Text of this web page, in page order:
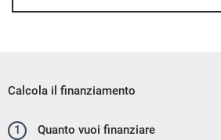
Calcola il finanziamento
1 Quanto vuoi finanziare